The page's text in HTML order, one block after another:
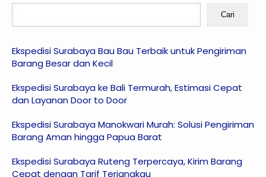
Cari
Ekspedisi Surabaya Bau Bau Terbaik untuk Pengiriman
Barang Besar dan Kecil
Ekspedisi Surabaya ke Bali Termurah, Estimasi Cepat
dan Layanan Door to Door
Ekspedisi Surabaya Manokwari Murah: Solusi Pengiriman
Barang Aman hingga Papua Barat
Ekspedisi Surabaya Ruteng Terpercaya, Kirim Barang
Cepat dengan Tarif Terjangkau